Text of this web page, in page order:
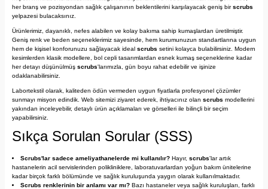
her branş ve pozisyondan sağlık çalışanının beklentilerini karşılayacak geniş birscrubs
yelpazesi bulacaksınız.
Ürünlerimiz, dayanıklı, nefes alabilen ve kolay bakıma sahip kumaşlardan üretilmiştir.
Geniş renk ve beden seçeneklerimiz sayesinde, hem kurumunuzun standartlarına uygun
hem de kişisel konforunuzu sağlayacak ideal scrubs setini kolayca bulabilirsiniz. Modern
kesimlerden klasik modellere, bol cepli tasarımlardan esnek kumaş seçeneklerine kadar
her detayı düşünülmüş scrubs'larımızla, gün boyu rahat edebilir ve işinize
odaklanabilirsiniz.
Labortekstil olarak, kaliteden ödün vermeden uygun fiyatlarla profesyonel çözümler
sunmayı misyon edindik. Web sitemizi ziyaret ederek, ihtiyacınız olan scrubs modellerini
yakından inceleyebilir, detaylı ürün açıklamaları ve görselleri ile bilinçli bir seçim
yapabilirsiniz.
Sıkça Sorulan Sorular (SSS)
Scrubs'lar sadece ameliyathanelerde mi kullanılır? Hayır,scrubs'lar artık
hastanelerin acil servislerinden polikliniklere, laboratuvarlardan yoğun bakım ünitelerine
kadar birçok farklı bölümünde ve sağlık kuruluşunda yaygın olarak kullanılmaktadır.
Scrubs renklerinin bir anlamı var mı? Bazı hastaneler veya sağlık kuruluşları, farklı